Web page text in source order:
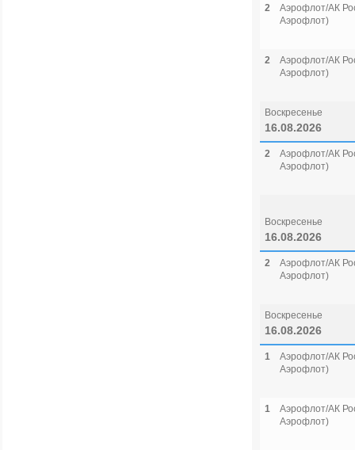
2
Аэрофлот/АК
Аэрофлот)
2
Аэрофлот/АК
Аэрофлот)
Воскресенье
16.08.2026
2
Аэрофлот/АК
Аэрофлот)
Воскресенье
16.08.2026
2
Аэрофлот/АК
Аэрофлот)
Воскресенье
16.08.2026
1
Аэрофлот/АК
Аэрофлот)
1
Аэрофлот/АК
Аэрофлот)